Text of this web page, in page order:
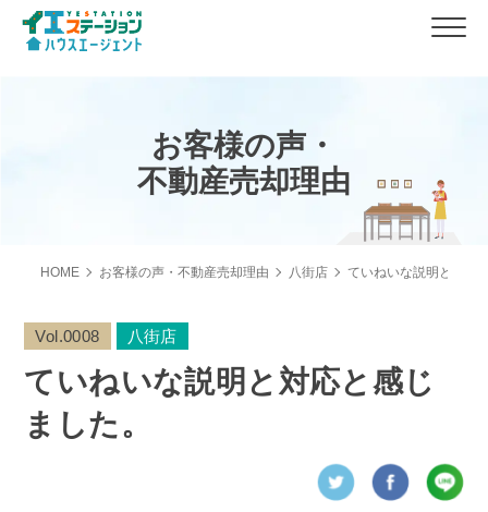
お客様の声・
不動産売却理由
HOME お客様の声・不動産売却理由 八街店 ていねいな説明と対応
Vol.0008 八街店
ていねいな説明と対応と感じ
ました。